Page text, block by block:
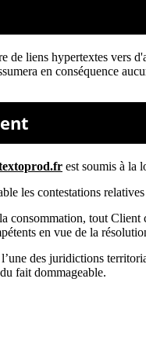
de liens hypertextes vers
en conséquence
est soumis à la
les contestations
tout Client
en vue de la
des juridictions
fait dommageable.